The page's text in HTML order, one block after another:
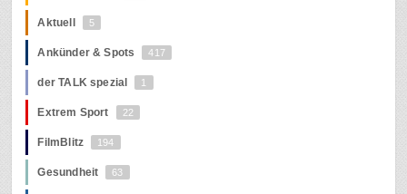
Aktuell 5
Ankünder & Spots 417
der TALK spezial 1
Extrem Sport 22
FilmBlitz 194
Gesundheit 63